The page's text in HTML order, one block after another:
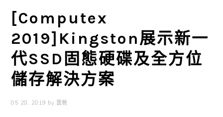
[Computex
2019]Kingston展示新一
代SSD固態硬碟及全方位
儲存解決方案
05 28, 2019 by 雲爸